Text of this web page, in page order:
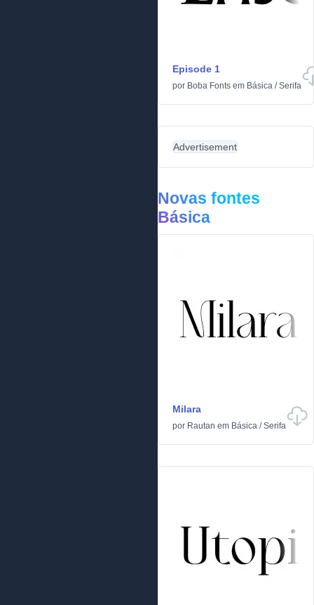
Episode 1
por Boba Fonts em Básica /Serifa
Advertisement
Novas fontes
Básica
Milara
por Rautan em Básica /Serifa